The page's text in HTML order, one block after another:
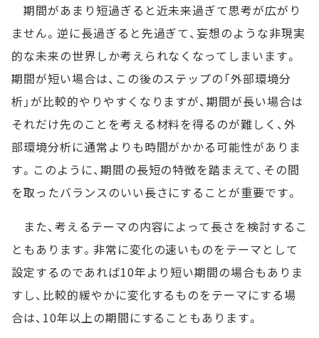
期間があまり短過ぎると近未来過ぎて思考が広がり
ません。逆に長過ぎると先過ぎて、妄想のような非現実
的な未来の世界しか考えられなくなってしまいます。
期間が短い場合は、この後のステップの「外部環境分
析」が比較的やりやすくなりますが、期間が長い場合は
それだけ先のことを考える材料を得るのが難しく、外
部環境分析に通常よりも時間がかかる可能性がありま
す。このように、期間の長短の特徴を踏まえて、その間
を取ったバランスのいい長さにすることが重要です。
また、考えるテーマの内容によって長さを検討するこ
ともあります。非常に変化の速いものをテーマとして
設定するのであれば10年より短い期間の場合もありま
すし、比較的緩やかに変化するものをテーマにする場
合は、10年以上の期間にすることもあります。